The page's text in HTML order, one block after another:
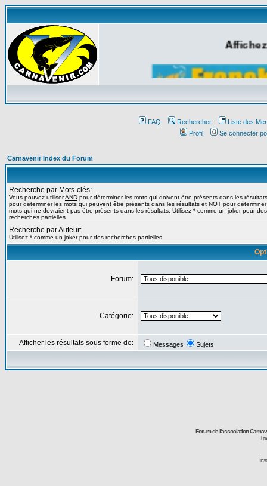
FAQ Rechercher
Liste des
Profil
Se connecter
Carnavenir Index du Forum
Recherche par Mots-clés:
Vous pouvez utiliserAND pour déterminer les mots qui doivent être présents dans les
pour déterminer les mots qui peuvent être présents dans les résultats et NOT pour
mots qui ne devraient pas être présents dans les résultats. Utilisez * comme un joker pour des
recherches partielles
Recherche par Auteur:
Utilisez * comme un joker pour des recherches partielles
Forum:
Catégorie:
Afficher les résultats sous forme de: Messages Sujets
Forum de l'association